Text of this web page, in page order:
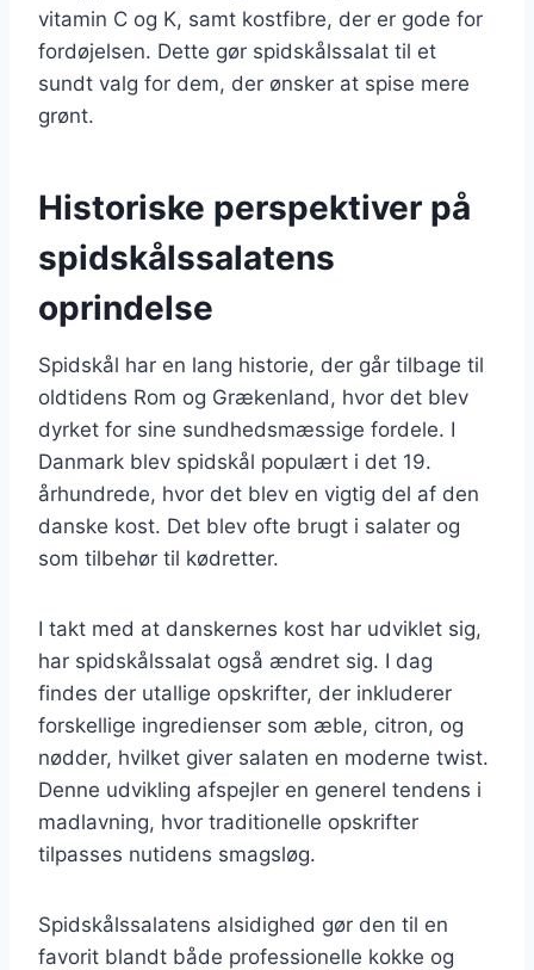
vitamin C og K, samt kostfibre, der er gode for
fordøjelsen. Dette gør spidskålssalat til et
sundt valg for dem, der ønsker at spise mere
grønt.
Historiske perspektiver på
spidskålssalatens
oprindelse
Spidskål har en lang historie, der går tilbage til
oldtidens Rom og Grækenland, hvor det blev
dyrket for sine sundhedsmæssige fordele. I
Danmark blev spidskål populært i det 19.
århundrede, hvor det blev en vigtig del af den
danske kost. Det blev ofte brugt i salater og
som tilbehør til kødretter.
I takt med at danskernes kost har udviklet sig,
har spidskålssalat også ændret sig. I dag
findes der utallige opskrifter, der inkluderer
forskellige ingredienser som æble, citron, og
nødder, hvilket giver salaten en moderne twist.
Denne udvikling afspejler en generel tendens i
madlavning, hvor traditionelle opskrifter
tilpasses nutidens smagsløg.
Spidskålssalatens alsidighed gør den til en
favorit blandt både professionelle kokke og